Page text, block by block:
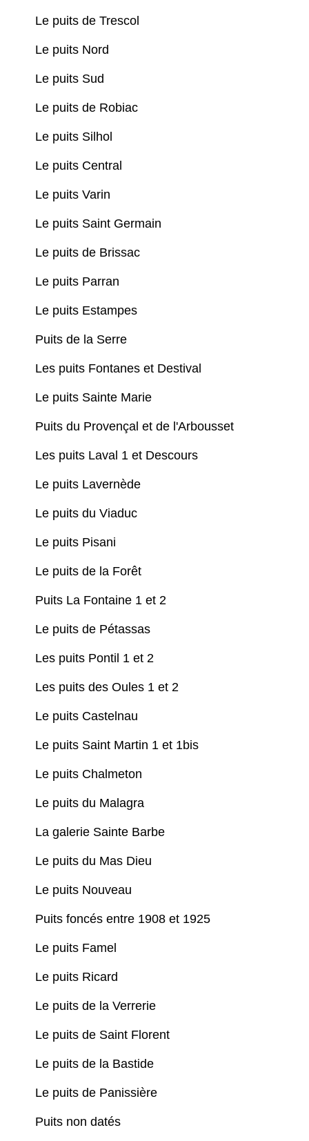
Le puits de Trescol
Le puits Nord
Le puits Sud
Le puits de Robiac
Le puits Silhol
Le puits Central
Le puits Varin
Le puits Saint Germain
Le puits de Brissac
Le puits Parran
Le puits Estampes
Puits de la Serre
Les puits Fontanes et Destival
Le puits Sainte Marie
Puits du Provençal et de l'Arbousset
Les puits Laval 1 et Descours
Le puits Lavernède
Le puits du Viaduc
Le puits Pisani
Le puits de la Forêt
Puits La Fontaine 1 et 2
Le puits de Pétassas
Les puits Pontil 1 et 2
Les puits des Oules 1 et 2
Le puits Castelnau
Le puits Saint Martin 1 et 1bis
Le puits Chalmeton
Le puits du Malagra
La galerie Sainte Barbe
Le puits du Mas Dieu
Le puits Nouveau
Puits foncés entre 1908 et 1925
Le puits Famel
Le puits Ricard
Le puits de la Verrerie
Le puits de Saint Florent
Le puits de la Bastide
Le puits de Panissière
Puits non datés